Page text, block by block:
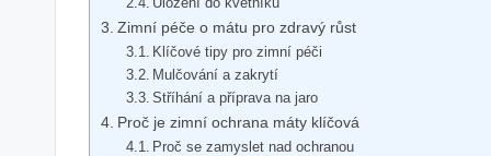
Zimní péče o mátu pro zdravý růst
Klíčové tipy pro zimní péči
Mulčování a zakrytí
Stříhání a příprava na jaro
Proč je zimní ochrana máty klíčová
Proč se zamyslet nad ochranou